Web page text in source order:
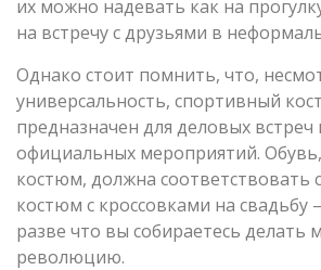
их можно надевать как на
на встречу с друзьями в
Однако стоит помнить, что,
универсальность, спортивный
предназначен для деловых встреч
официальных мероприятий.
костюм, должна соответствовать
костюм с кроссовками на свадьбу
разве что вы собираетесь делать
революцию.